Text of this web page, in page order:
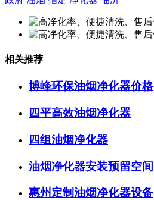
相关推荐
博峰环保油烟净化器价格
四平高效油烟净化器
四组油烟净化器
油烟净化器安装预留空间
惠州定制油烟净化器设备